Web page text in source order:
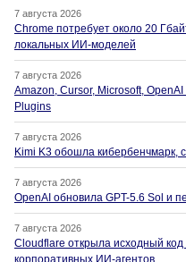
7 августа 2026
Chrome потребует около 20
локальных ИИ-моделей
7 августа 2026
Amazon, Cursor, Microsoft,
Plugins
7 августа 2026
Kimi K3 обошла кибербенчмарк,
7 августа 2026
OpenAI обновила GPT-5.6 Sol и
7 августа 2026
Cloudflare открыла исходный
корпоративных ИИ-агентов